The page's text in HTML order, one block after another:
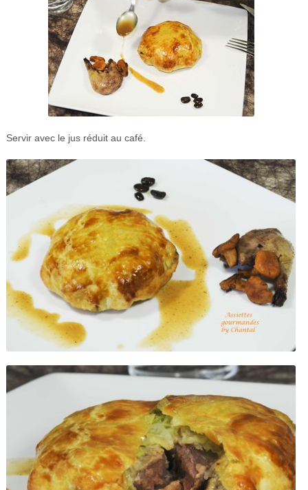
Servir avec le jus réduit au café.